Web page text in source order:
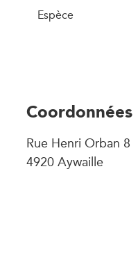
Espèce
Coordonnées
Rue Henri Orban 8
4920 Aywaille